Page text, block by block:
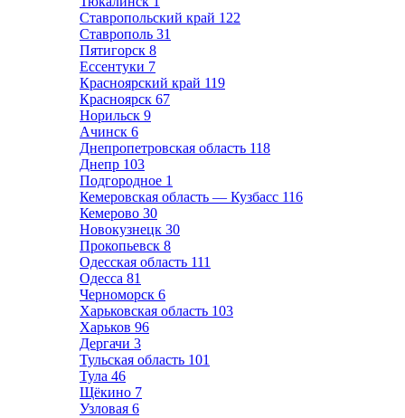
Ставропольский край 122
Ставрополь 31
Пятигорск 8
Ессентуки 7
Красноярский край 119
Красноярск 67
Норильск 9
Ачинск 6
Днепропетровская область 118
Днепр 103
Подгородное 1
Кемеровская область — Кузбасс 116
Кемерово 30
Новокузнецк 30
Прокопьевск 8
Одесская область 111
Одесса 81
Черноморск 6
Харьковская область 103
Харьков 96
Дергачи 3
Тульская область 101
Тула 46
Щёкино 7
Узловая 6